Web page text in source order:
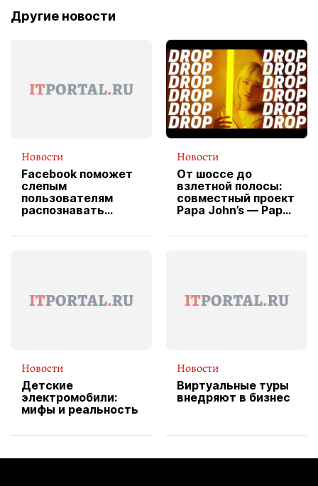
Другие новости
Новости
Facebook поможет
слепым
пользователям
распознавать
Новости
От шоссе до
взлетной полосы:
совместный проект
Papa John’s — Papa
вводит
Новости
Детские
электромобили:
мифы и реальность
Новости
Виртуальные туры
внедряют в бизнес